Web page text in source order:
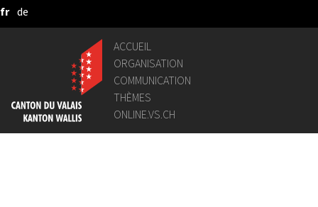
Saut au contenu principal
fr de
ACCUEIL
ORGANISATION
COMMUNICATION
THÈMES
ONLINE.VS.CH